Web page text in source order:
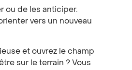
ou de les anticiper.
vers un nouveau
et ouvrez le champ
sur le terrain ? Vous